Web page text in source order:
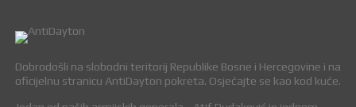
Dobrodošli na slobodni teritorij Republike Bosne i Hercegovine i na
oficijelnu stranicu AntiDayton pokreta. Osjećajte se kao kod kuće.